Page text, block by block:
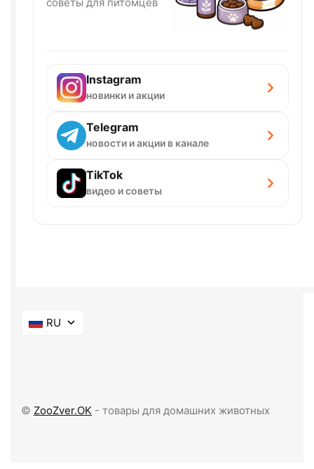
Instagram
новинки и акции
Telegram
новости и акции в канале
TikTok
видео и советы
RU
© ZooZver.OK - товары для домашних животных